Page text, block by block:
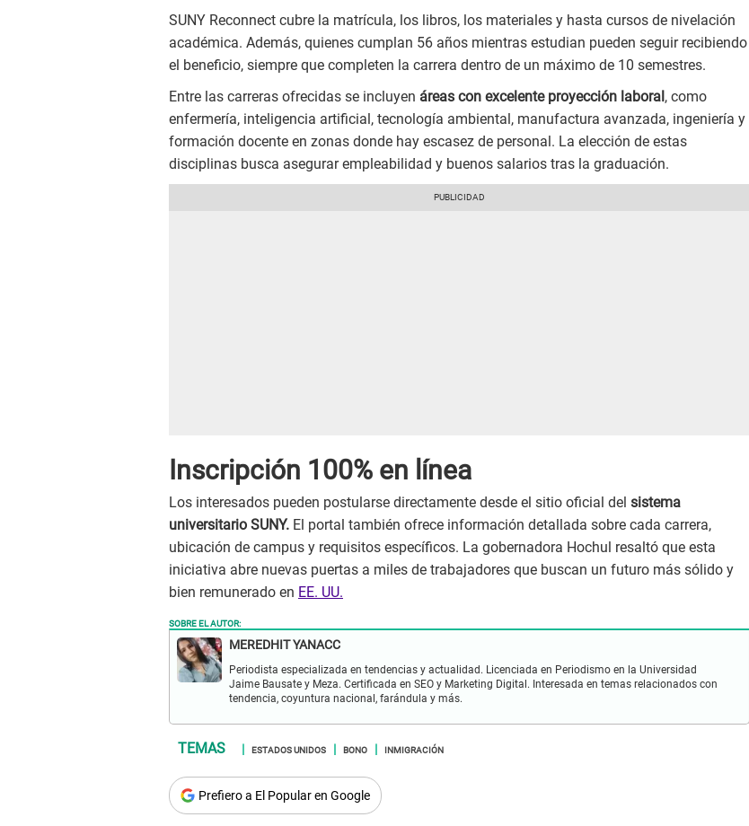
SUNY Reconnect cubre la matrícula, los libros, los materiales y hasta cursos de nivelación
académica. Además, quienes cumplan 56 años mientras estudian pueden seguir recibiendo
el beneficio, siempre que completen la carrera dentro de un máximo de 10 semestres.
Entre las carreras ofrecidas se incluyen áreas con excelente proyección laboral , como
enfermería, inteligencia artificial, tecnología ambiental, manufactura avanzada, ingeniería y
formación docente en zonas donde hay escasez de personal. La elección de estas
disciplinas busca asegurar empleabilidad y buenos salarios tras la graduación.
Inscripción 100% en línea
Los interesados pueden postularse directamente desde el sitio oficial del sistema
universitario SUNY. El portal también ofrece información detallada sobre cada carrera,
ubicación de campus y requisitos específicos. La gobernadora Hochul resaltó que esta
iniciativa abre nuevas puertas a miles de trabajadores que buscan un futuro más sólido y
bien remunerado en EE. UU.
SOBRE EL AUTOR:
MEREDHIT YANACC
Periodista especializada en tendencias y actualidad. Licenciada en Periodismo en la Universidad
Jaime Bausate y Meza. Certificada en SEO y Marketing Digital. Interesada en temas relacionados con
tendencia, coyuntura nacional, farándula y más.
ESTADOS UNIDOS BONO INMIGRACIÓN
Prefiero a El Popular en Google